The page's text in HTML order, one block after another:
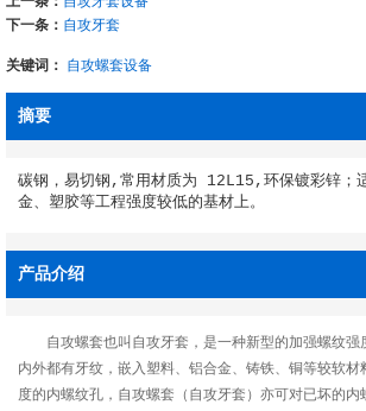
下一条： 自攻牙套
关键词： 自攻螺套设备
摘要
碳钢，易切钢,常用材质为 12L15,环保镀彩锌；
金、塑胶等工程强度较低的基材上。
产品介绍
自攻螺套也叫自攻牙套，是一种新型的加强螺纹强
内外都有牙纹，嵌入塑料、铝合金、铸铁、铜等较软材
度的内螺纹孔，自攻螺套（自攻牙套）亦可对已坏的内